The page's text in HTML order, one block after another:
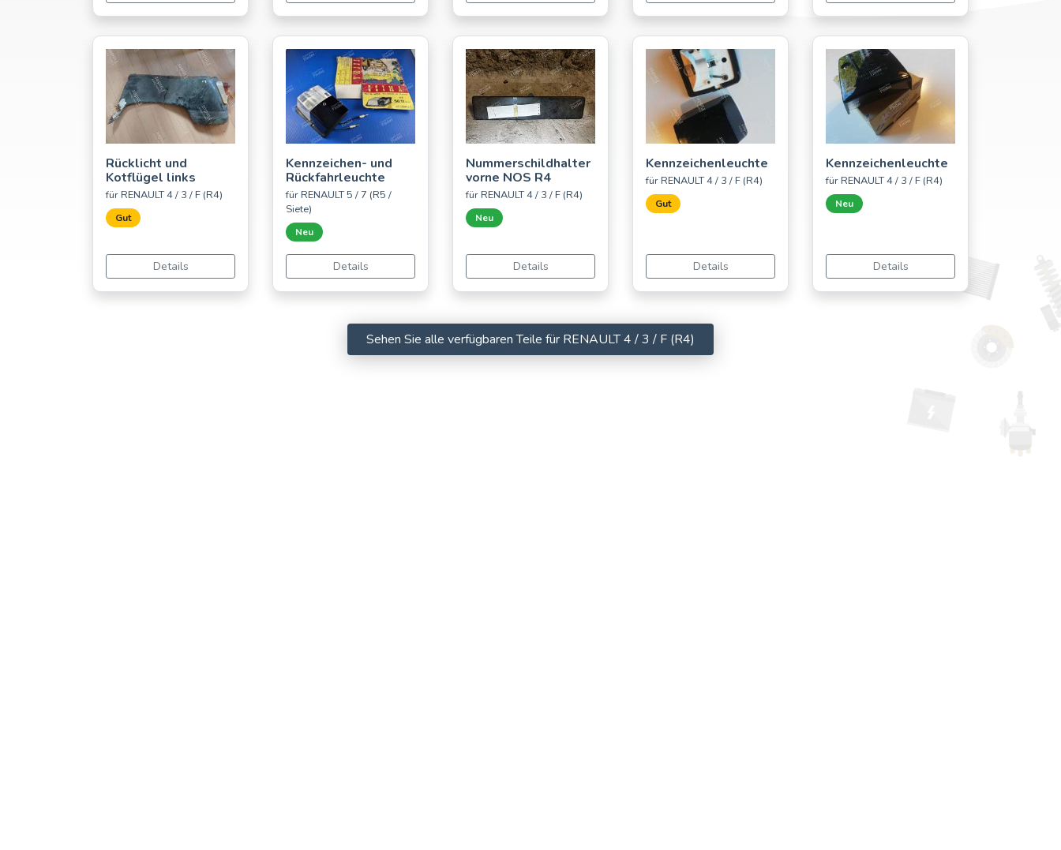
Rücklicht und
Kotflügel links
für RENAULT 4 / 3 / F (R4)
Gut
Details
Kennzeichen- und
Rückfahrleuchte
für RENAULT 5 / 7 (R5 /
Siete)
Neu
Details
Nummerschildhalter
vorne NOS R4
für RENAULT 4 / 3 / F (R4)
Neu
Details
Kennzeichenleuchte
für RENAULT 4 / 3 / F (R4)
Gut
Details
Kennzeichenleuchte
für RENAULT 4 / 3 / F (R4)
Neu
Details
Sehen Sie alle verfügbaren Teile für RENAULT 4 / 3 / F (R4)